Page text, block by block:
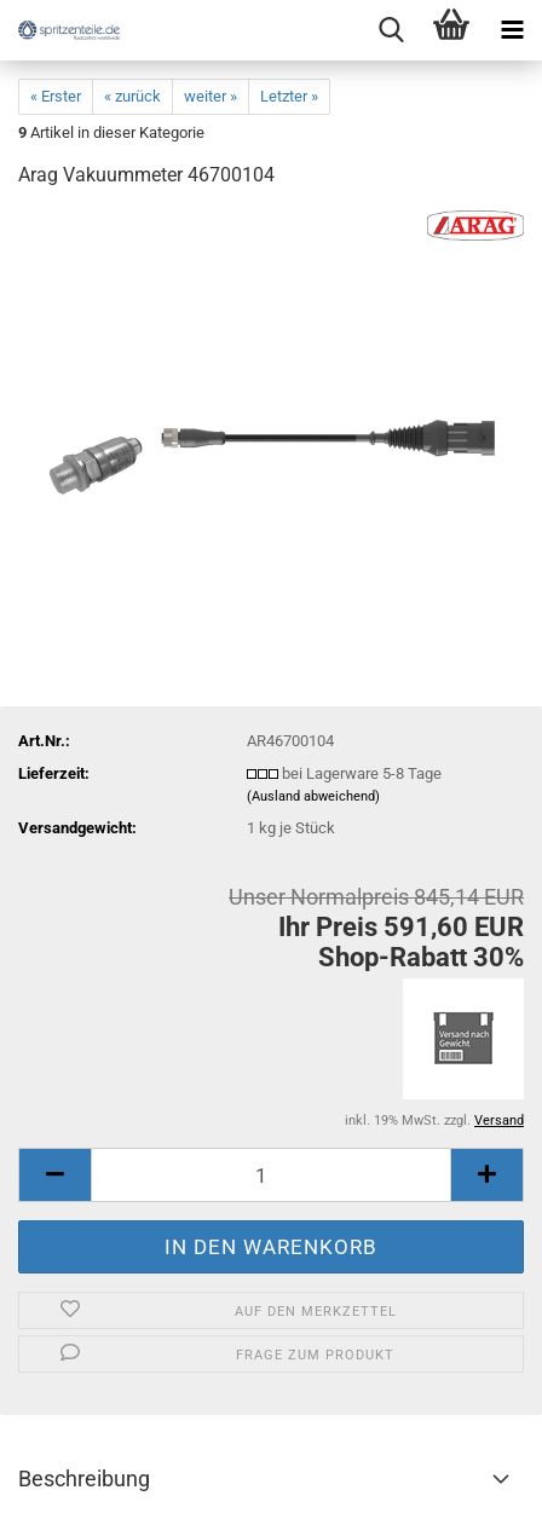
« Erster « zurück weiter »
Letzter »
9 Artikel in dieser Kategorie
Arag Vakuummeter 46700104
Art.Nr.:
AR46700104
Lieferzeit:
bei Lagerware 5-8 Tage
(Ausland abweichend)
Versandgewicht: 1 kg je Stück
Unser Normalpreis 845,14 EUR
Ihr Preis 591,60 EUR
Shop-Rabatt 30%
inkl. 19% MwSt. zzgl. Versand
AUF DEN MERKZETTEL
FRAGE ZUM PRODUKT
Beschreibung